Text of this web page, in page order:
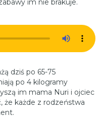
im nie brakuje.
dziś po 65-75
po 4 kilogramy
im mama Nuri i ojciec
że każde z rodzeństwa